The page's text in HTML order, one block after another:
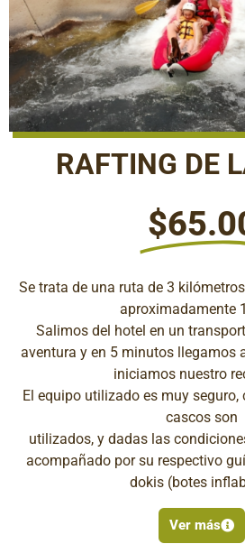
RAFTING DE
Se trata de una ruta de 3
aproximadamente
Salimos del hotel en un
aventura y en 5 minutos llegamos
iniciamos nuestro
El equipo utilizado es muy
cascos son
utilizados, y dadas las
acompañado por su respectivo
dokis (botes
Ver más